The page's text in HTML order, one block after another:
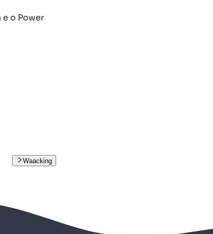
o Power
Waacking